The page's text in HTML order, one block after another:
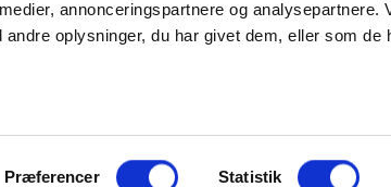
annonceringspartnere og analysepartnere.
oplysninger, du har givet dem, eller som de
Præferencer Statistik
kontakt@optimeet.dk +45 33 97 43 43